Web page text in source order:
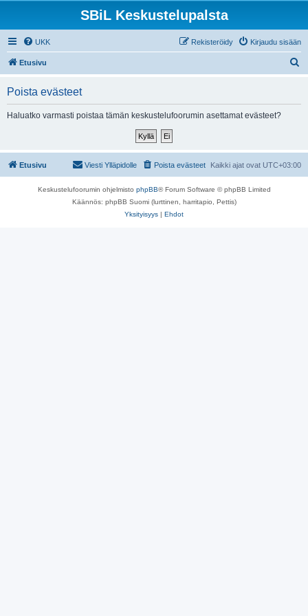
SBiL Keskustelupalsta
UKK Kirjaudu sisään
Rekisteröidy
Etusivu
Poista evästeet
Haluatko varmasti poistaa tämän keskustelufoorumin asettamat evästeet?
Etusivu Kaikki ajat ovat UTC+03:00
Poista evästeet
Viesti Ylläpidolle
Keskustelufoorumin ohjelmisto phpBB® Forum Software © phpBB Limited
Käännös: phpBB Suomi (lurttinen, harritapio, Pettis)
Yksityisyys | Ehdot